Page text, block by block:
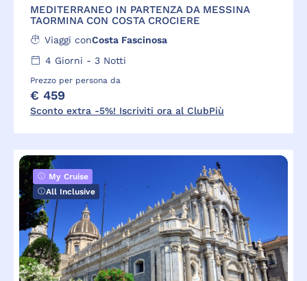
MEDITERRANEO IN PARTENZA DA MESSINA
TAORMINA CON COSTA CROCIERE
Viaggi conCosta Fascinosa
4 Giorni - 3Notti
Prezzo per persona da
€ 459
Sconto extra -5%! Iscriviti ora al ClubPiù
My Cruise
All Inclusive